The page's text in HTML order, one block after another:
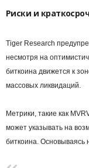
Риски и
Tiger Research
несмотря на
биткоина движется к
массовых ликвидаций.
Метрики, такие как
может указывать на
биткоина. Основываясь